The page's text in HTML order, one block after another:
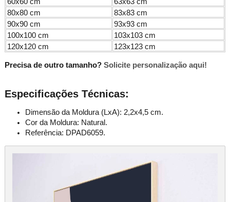
80x80 cm
83x83 cm
90x90 cm
93x93 cm
100x100 cm
103x103 cm
120x120 cm
123x123 cm
Precisa de outro tamanho? Solicite personalização aqui!
Especificações Técnicas:
Dimensão da Moldura (LxA): 2,2x4,5 cm.
Cor da Moldura: Natural.
Referência: DPAD6059.